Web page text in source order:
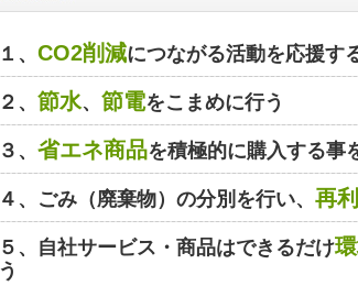
１、 CO2削減につながる活動を応援す
２、 節水、 節電をこまめに行う
３、 省エネ商品を積極的に購入する事
４、ごみ（廃棄物）の分別を行い、 再
５、自社サービス・商品はできるだけ
う